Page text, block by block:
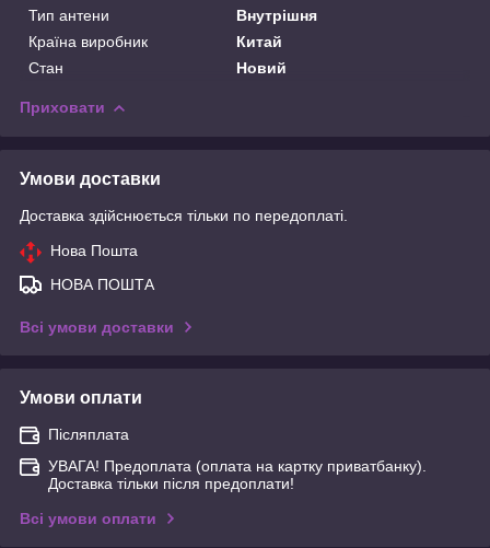
Тип антени
Внутрішня
Країна виробник
Китай
Стан
Новий
Приховати
Умови доставки
Доставка здійснюється тільки по передоплаті.
Нова Пошта
НОВА ПОШТА
Всі умови доставки
Умови оплати
Післяплата
УВАГА! Предоплата (оплата на картку приватбанку).
Доставка тільки після предоплати!
Всі умови оплати